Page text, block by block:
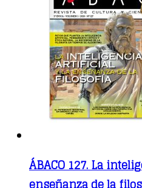
ÁBACO 127. La